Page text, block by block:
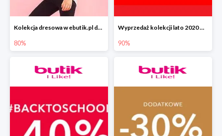
Kolekcja dresowa w ebutik.pl do -80%
80%
Wyprzedaż kolekcji lato 2020 w ebutik.pl do -90%
90%